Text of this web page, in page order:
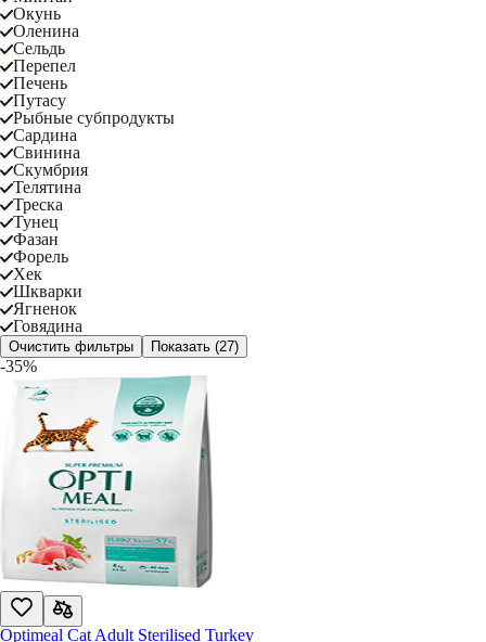
Окунь
Оленина
Сельдь
Перепел
Печень
Путасу
Рыбные субпродукты
Сардина
Свинина
Скумбрия
Телятина
Треска
Тунец
Фазан
Форель
Хек
Шкварки
Ягненок
Говядина
Очистить фильтры Показать (27)
-35%
Optimeal Cat Adult Sterilised Turkey